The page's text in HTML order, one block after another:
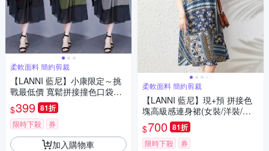
柔軟面料 簡約剪裁
【LANNI 藍尼】小康限定～挑
戰最低價 寬鬆拼接撞色口袋連
身裙 現+預(女裝/洋裝/連身裙/
長版上衣/休閒/氣質)
$399 81折
限時下殺 券
加入購物車
柔軟面料 簡約剪裁
【LANNI 藍尼】現+預 拼接色
塊高級感連身裙(女裝/洋裝/連
身裙/長版上衣/休閒/氣質)
$700 81折
限時下殺 券